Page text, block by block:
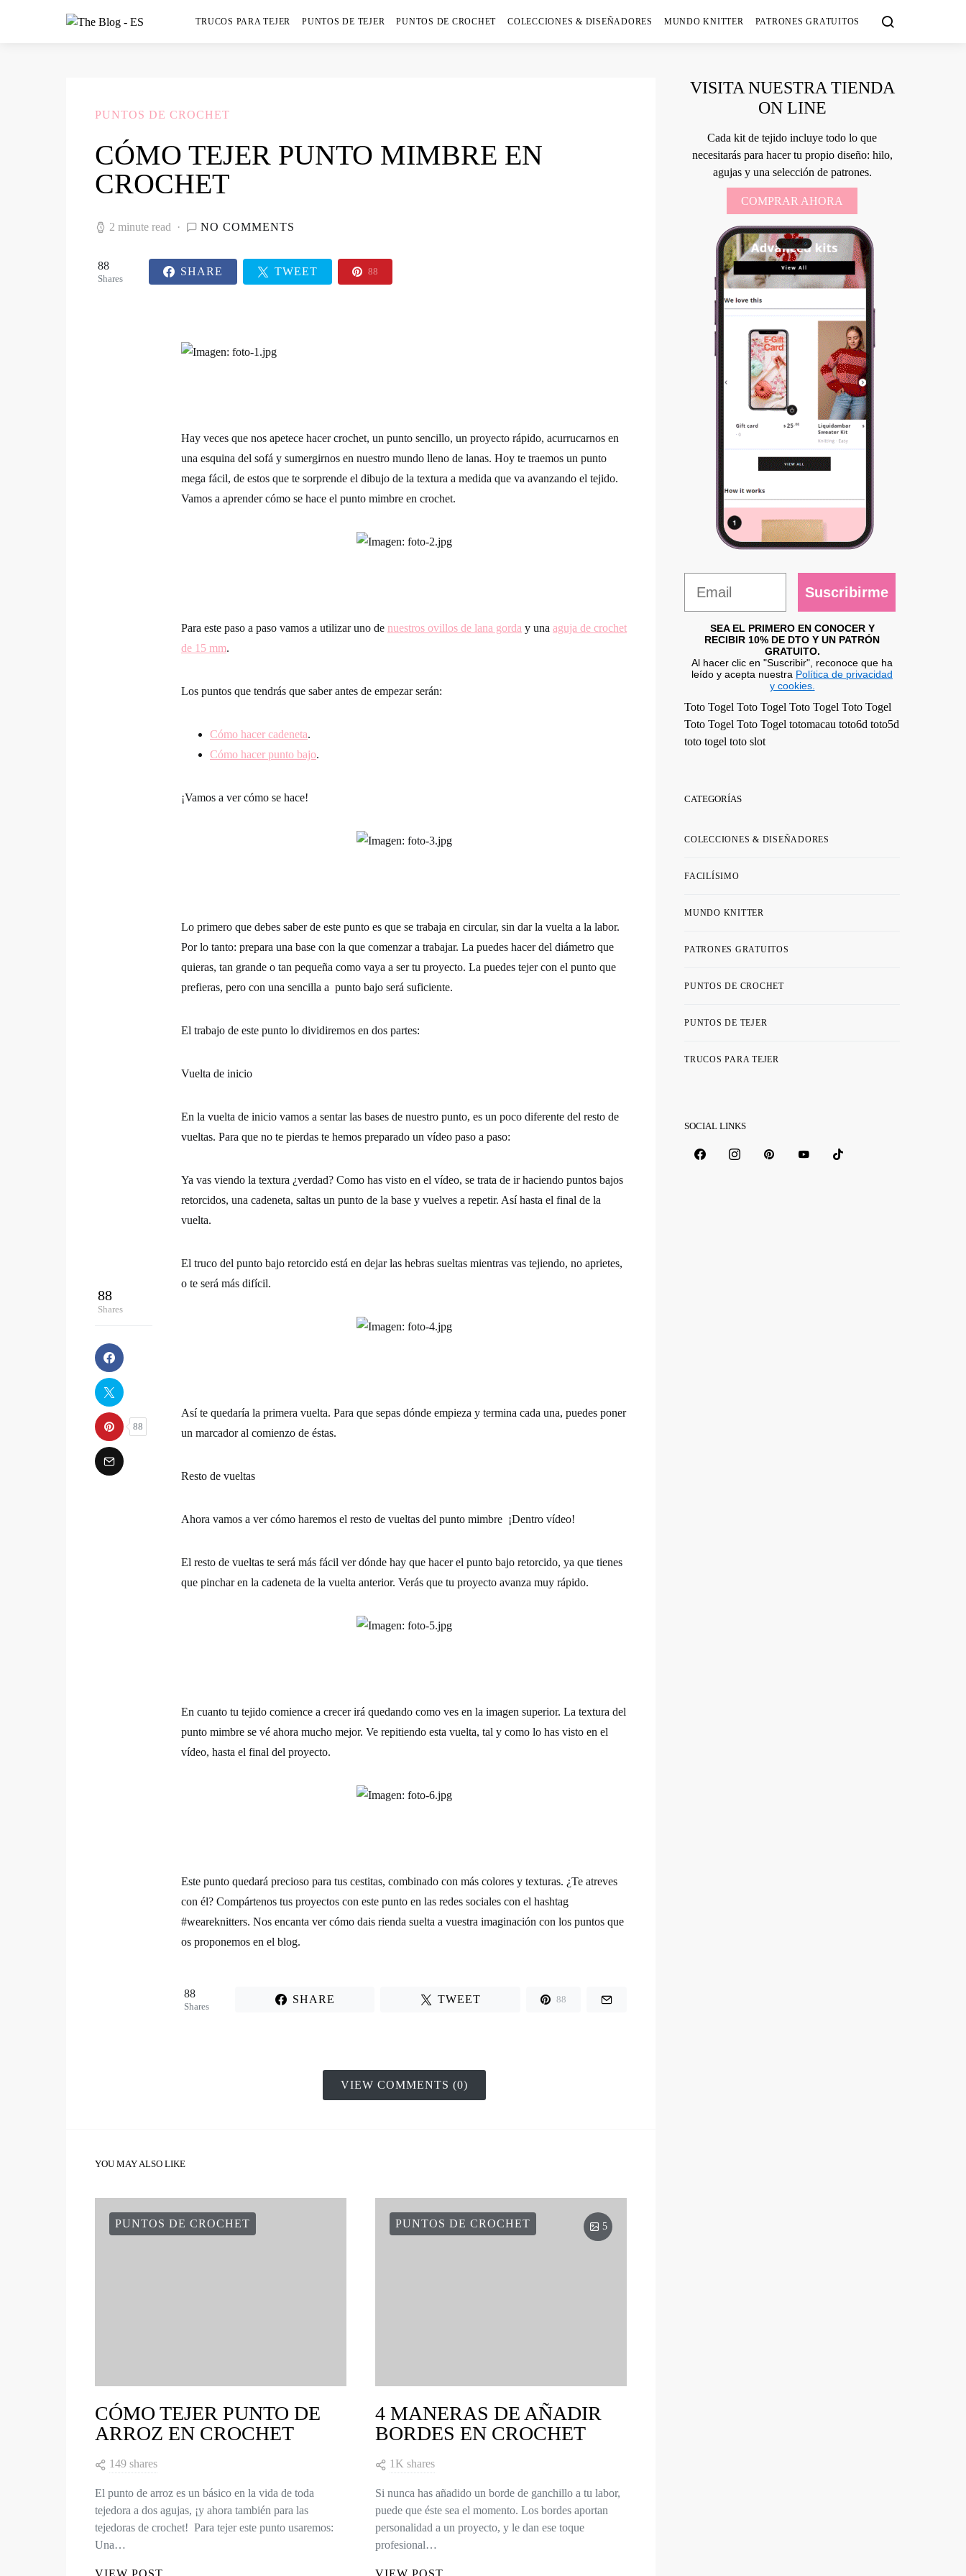
TRUCOS PARA TEJER PUNTOS DE TEJER PUNTOS DE CROCHET COLECCIONES & DISEÑADORES MUNDO KNITTER PATRONES GRATUITOS
PUNTOS DE CROCHET
CÓMO TEJER PUNTO MIMBRE EN
CROCHET
2 minute read NO COMMENTS
88
Shares
SHARE TWEET 88
88
Shares
88
Hay veces que nos apetece hacer crochet, un punto sencillo, un proyecto rápido, acurrucarnos en
una esquina del sofá y sumergirnos en nuestro mundo lleno de lanas. Hoy te traemos un punto
mega fácil, de estos que te sorprende el dibujo de la textura a medida que va avanzando el tejido.
Vamos a aprender cómo se hace el punto mimbre en crochet.
Para este paso a paso vamos a utilizar uno de nuestros ovillos de lana gorda y una aguja de crochet
de 15 mm.
Los puntos que tendrás que saber antes de empezar serán:
Cómo hacer cadeneta.
Cómo hacer punto bajo.
¡Vamos a ver cómo se hace!
Lo primero que debes saber de este punto es que se trabaja en circular, sin dar la vuelta a la labor.
Por lo tanto: prepara una base con la que comenzar a trabajar. La puedes hacer del diámetro que
quieras, tan grande o tan pequeña como vaya a ser tu proyecto. La puedes tejer con el punto que
prefieras, pero con una sencilla a punto bajo será suficiente.
El trabajo de este punto lo dividiremos en dos partes:
Vuelta de inicio
En la vuelta de inicio vamos a sentar las bases de nuestro punto, es un poco diferente del resto de
vueltas. Para que no te pierdas te hemos preparado un vídeo paso a paso:
Ya vas viendo la textura ¿verdad? Como has visto en el vídeo, se trata de ir haciendo puntos bajos
retorcidos, una cadeneta, saltas un punto de la base y vuelves a repetir. Así hasta el final de la
vuelta.
El truco del punto bajo retorcido está en dejar las hebras sueltas mientras vas tejiendo, no aprietes,
o te será más difícil.
Así te quedaría la primera vuelta. Para que sepas dónde empieza y termina cada una, puedes poner
un marcador al comienzo de éstas.
Resto de vueltas
Ahora vamos a ver cómo haremos el resto de vueltas del punto mimbre ¡Dentro vídeo!
El resto de vueltas te será más fácil ver dónde hay que hacer el punto bajo retorcido, ya que tienes
que pinchar en la cadeneta de la vuelta anterior. Verás que tu proyecto avanza muy rápido.
En cuanto tu tejido comience a crecer irá quedando como ves en la imagen superior. La textura del
punto mimbre se vé ahora mucho mejor. Ve repitiendo esta vuelta, tal y como lo has visto en el
vídeo, hasta el final del proyecto.
Este punto quedará precioso para tus cestitas, combinado con más colores y texturas. ¿Te atreves
con él? Compártenos tus proyectos con este punto en las redes sociales con el hashtag
#weareknitters. Nos encanta ver cómo dais rienda suelta a vuestra imaginación con los puntos que
os proponemos en el blog.
88
Shares
SHARE TWEET 88
VIEW COMMENTS (0)
YOU MAY ALSO LIKE
PUNTOS DE CROCHET
CÓMO TEJER PUNTO DE
ARROZ EN CROCHET
149 shares
El punto de arroz es un básico en la vida de toda
tejedora a dos agujas, ¡y ahora también para las
tejedoras de crochet! Para tejer este punto usaremos:
Una…
VIEW POST
PUNTOS DE CROCHET 5
4 MANERAS DE AÑADIR
BORDES EN CROCHET
1K shares
Si nunca has añadido un borde de ganchillo a tu labor,
puede que éste sea el momento. Los bordes aportan
personalidad a un proyecto, y le dan ese toque
profesional…
VIEW POST
VISITA NUESTRA TIENDA
ON LINE
Cada kit de tejido incluye todo lo que
necesitarás para hacer tu propio diseño: hilo,
agujas y una selección de patrones.
COMPRAR AHORA
Suscribirme
SEA EL PRIMERO EN CONOCER Y
RECIBIR 10% DE DTO Y UN PATRÓN
GRATUITO.
Al hacer clic en "Suscribir", reconoce que ha
leído y acepta nuestra Política de privacidad
y cookies.
Toto Togel Toto Togel Toto Togel Toto Togel
Toto Togel Toto Togel totomacau toto6d toto5d
toto togel toto slot
CATEGORÍAS
COLECCIONES & DISEÑADORES
FACILÍSIMO
MUNDO KNITTER
PATRONES GRATUITOS
PUNTOS DE CROCHET
PUNTOS DE TEJER
TRUCOS PARA TEJER
SOCIAL LINKS